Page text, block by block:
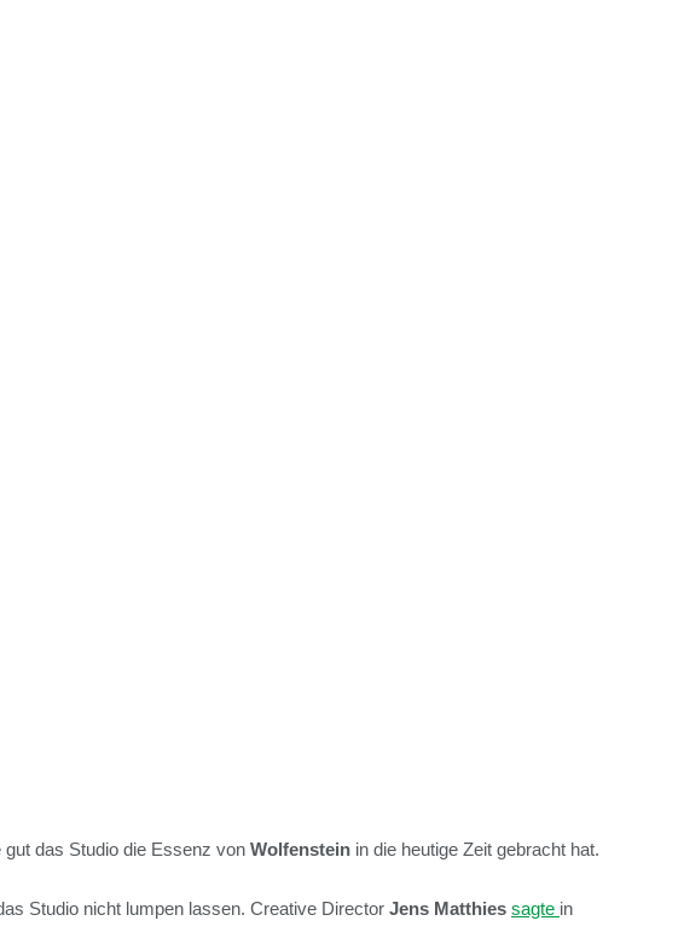
das Studio die Essenz von Wolfenstein in die heutige Zeit gebracht hat.
Studio nicht lumpen lassen. Creative Director Jens Matthies sagte in